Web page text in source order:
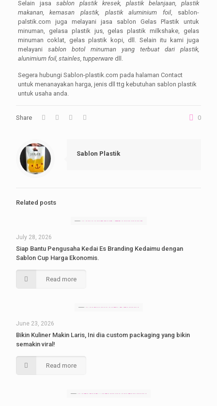
Selain jasa sablon plastik kresek,
plastik belanjaan, plastik
makanan, kemasan plastik, plastik aluminium foil, sablon-
palstik.com juga melayani jasa sablon Gelas Plastik untuk
minuman, gelasa plastik jus, gelas plastik milkshake, gelas
minuman coklat, gelas plastik kopi, dll. Selain itu kami juga
melayani sablon botol minuman yang terbuat dari plastik,
alunimium foil, stainles, tupperwaredll.
Segera hubungi Sablon-plastik.com pada halaman Contact
untuk menanayakan harga, jenis dll ttg kebutuhan sablon plastik
untuk usaha anda.
Share 0
Sablon Plastik
Related posts
July 28, 2026
Siap Bantu Pengusaha Kedai Es Branding Kedaimu dengan
Sablon Cup Harga Ekonomis.
Read more
June 23, 2026
Bikin Kuliner Makin Laris, Ini dia custom packaging yang bikin
semakin viral!
Read more